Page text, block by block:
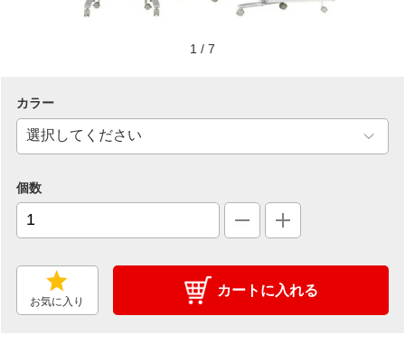
1 / 7
カラー
個数
お気に入り
カートに入れる